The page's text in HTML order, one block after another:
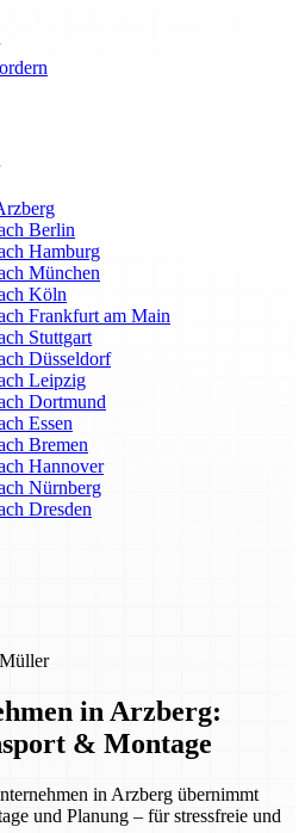
Berlin
Hamburg
München
Köln
Frankfurt am Main
Stuttgart
Düsseldorf
Leipzig
Dortmund
Essen
Bremen
Hannover
Nürnberg
Dresden
in Arzberg:
& Montage
in Arzberg übernimmt
und Planung – für stressfreie und